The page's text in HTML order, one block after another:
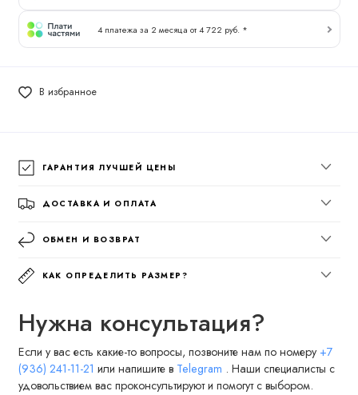
4 платежа за 2 месяца от 4 722 руб. *
В избранное
ГАРАНТИЯ ЛУЧШЕЙ ЦЕНЫ
ДОСТАВКА И ОПЛАТА
ОБМЕН И ВОЗВРАТ
КАК ОПРЕДЕЛИТЬ РАЗМЕР?
Нужна консультация?
Если у вас есть какие-то вопросы, позвоните нам по номеру +7
(936) 241-11-21 или напишите в Telegram . Наши специалисты с
удовольствием вас проконсультируют и помогут с выбором.